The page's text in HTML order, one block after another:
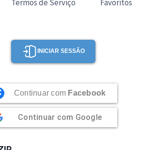
Termos de Serviço Favoritos
INICIAR SESSÃO
Continuar com Facebook
Continuar com Google